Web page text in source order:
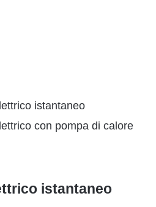
istantaneo
con pompa di calore
istantaneo